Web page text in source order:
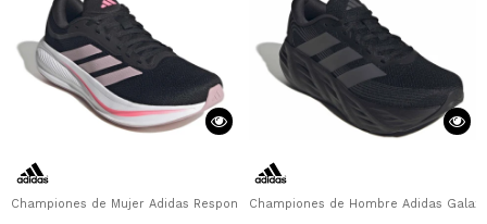
Championes de Mujer Adidas Response Runner 2 Adidas - Negro - Fucsia
Championes de Hombre Adidas